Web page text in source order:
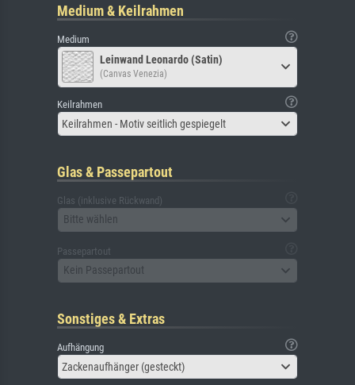
Medium & Keilrahmen
Medium
Leinwand Leonardo (Satin)
(Canvas Venezia)
Keilrahmen
Keilrahmen - Motiv seitlich gespiegelt
Glas & Passepartout
Glas (inklusive Rückwand)
Bitte wählen
Passepartout
Kein Passepartout
Sonstiges & Extras
Aufhängung
Zackenaufhänger (gesteckt)